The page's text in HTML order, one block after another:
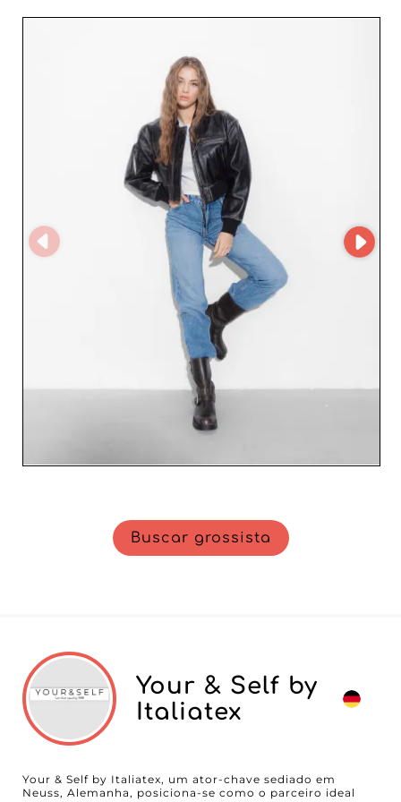
mulher moderna, aliando conforto e estilo intemporal.
resposta e pela capacidade de satisfazer as necessidades
específicas dos clientes profissionais. Como grossista,
simplifica o processo de encomenda, garantindo uma
experiência sem falhas e uma entrega rápida. Além disso,
os revendedores beneficiam de preços competitivos,
otimizando a sua margem enquanto oferecem uma
gama de produtos atrativa aos clientes finais. Os pontos
fortes de Zafer Gürtkein Patago Leather não ficam por
aqui. O grossista utiliza o MicroStore, uma plataforma
avançada que melhora significativamente a experiência
do utilizador. Com esta tecnologia, os revendedores
podem navegar facilmente no catálogo, fazer
encomendas com simplicidade e acompanhar o estado
das suas compras em tempo real. Em resumo, colaborar
com Zafer Gürtkein Patago Leather é integrar na sua
oferta casacos e jaquetas de alta qualidade, beneficiando
de um serviço focado na eficiência e no apoio aos
profissionais. Reforce o seu inventário com peças de
assinatura que representam o auge da moda feminina.
Buscar grossista
Your & Self by
Italiatex
Your & Self by Italiatex, um ator-chave sediado em
Neuss, Alemanha, posiciona-se como o parceiro ideal